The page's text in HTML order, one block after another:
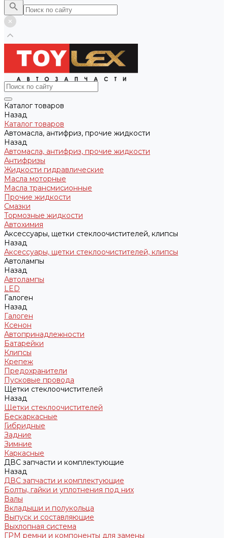
Каталог товаров
Назад
Каталог товаров
Автомасла, антифриз, прочие жидкости
Назад
Автомасла, антифриз, прочие жидкости
Антифризы
Жидкости гидравлические
Масла моторные
Масла трансмисионные
Прочие жидкости
Смазки
Тормозные жидкости
Автохимия
Аксессуары, щетки стеклоочистителей, клипсы
Назад
Аксессуары, щетки стеклоочистителей, клипсы
Автолампы
Назад
Автолампы
LED
Галоген
Назад
Галоген
Ксенон
Автопринадлежности
Батарейки
Клипсы
Крепеж
Предохранители
Пусковые провода
Щетки стеклоочистителей
Назад
Щетки стеклоочистителей
Бескаркасные
Гибридные
Задние
Зимние
Каркасные
ДВС запчасти и комплектующие
Назад
ДВС запчасти и комплектующие
Болты, гайки и уплотнения под них
Валы
Вкладыши и полукольца
Выпуск и составляющие
Выхлопная система
ГРМ ремни и компоненты для замены